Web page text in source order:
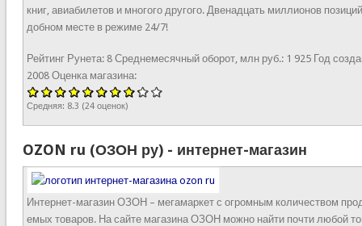
книг, авиабилетов и многого другого. Двенадцать миллионов
добном месте в режиме 24/7!
Рейтинг Рунета: 8 Среднемесячный оборот, млн руб.: 1 925 Год
2008 Оценка магазина:
Средняя: 8.3 (24оценок)
OZON ru (ОЗОН ру) - интернет-магазин
Интернет-магазин ОЗОН – мегамаркет с огромным количеством
емых товаров. На сайте магазина ОЗОН можно найти почти любой